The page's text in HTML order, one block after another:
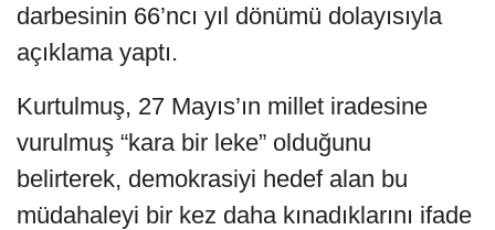
darbesinin 66’ncı yıl dönümü dolayısıyla
açıklama yaptı.
Kurtulmuş, 27 Mayıs’ın millet iradesine
vurulmuş “kara bir leke” olduğunu
belirterek, demokrasiyi hedef alan bu
müdahaleyi bir kez daha kınadıklarını ifade